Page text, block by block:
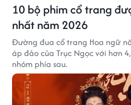
10 bộ phim cổ trang
nhất năm 2026
Đường đua cổ trang Hoa ngữ
áp đảo của Trục Ngọc với hơn
nhóm phía sau.